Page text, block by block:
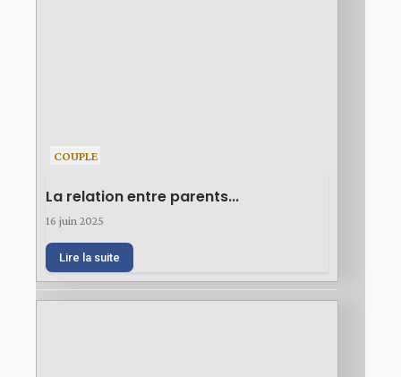
COUPLE
La relation entre parents...
16 juin 2025
Lire la suite